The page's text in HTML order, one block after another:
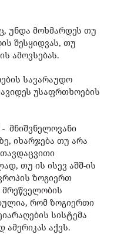
უნდა მოხმარდეს თუ
შესყიდვას, თუ
ამოვსებას.
სავარაუდო
უსაფრთხოების
მნიშვნელოვანი
იხარჯება თუ არა
თუ ის ისევ აშშ-ის
ზოგიერთ
მრეწველობის
რომ ზოგიერთი
სისტემა
ამერიკას აქვს.